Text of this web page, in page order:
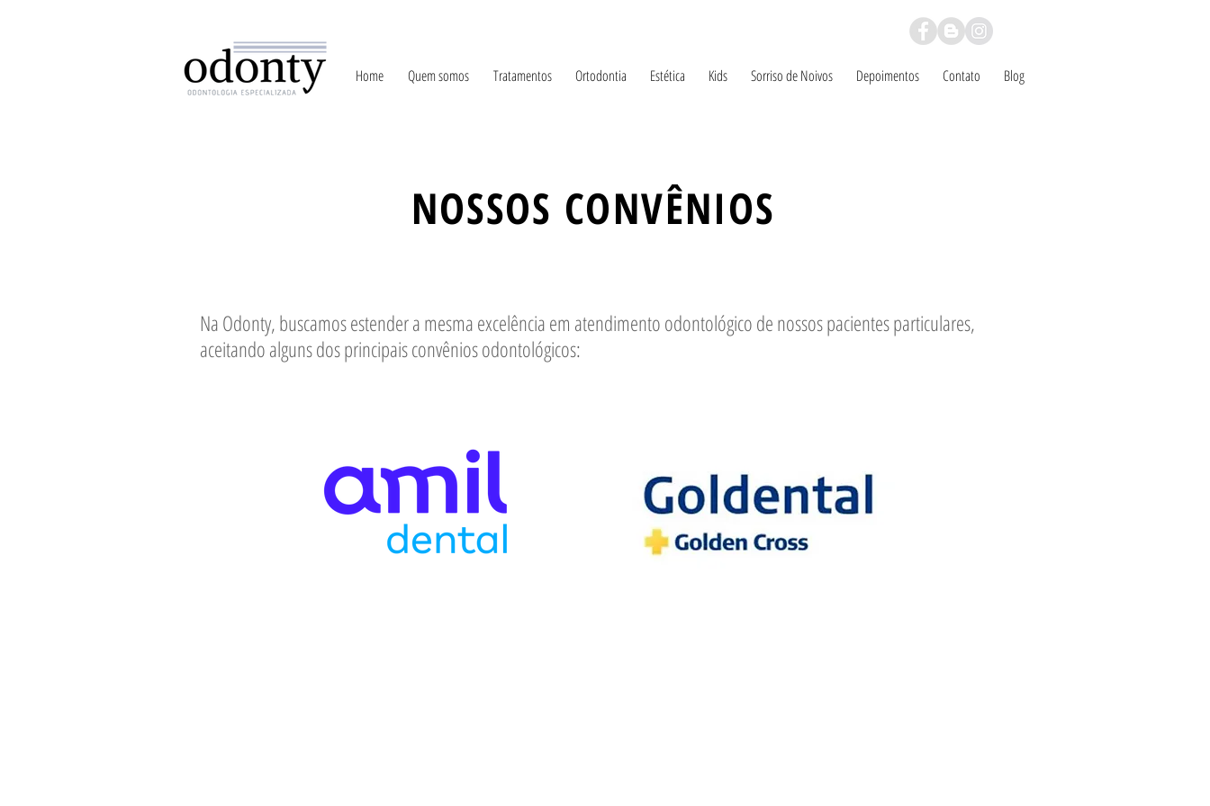
Home Quem somos Tratamentos Ortodontia Estética Kids Sorriso de Noivos Depoimentos Contato Blog
NOSSOS CONVÊNIOS
Na Odonty, buscamos estender a mesma excelência em atendimento odontológico de nossos pacientes particulares,
aceitando alguns dos principais convênios odontológicos: